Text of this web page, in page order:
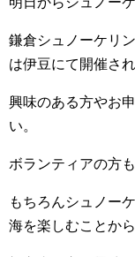
鎌倉シュノーケリ
は伊豆にて開催され
興味のある方やお
い。
ボランティアの方
もちろんシュノー
海を楽しむことから